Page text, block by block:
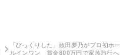
「びっくりした」政田夢乃がプロ初ホー
ルインワン 賞金800万円で家族旅行へ